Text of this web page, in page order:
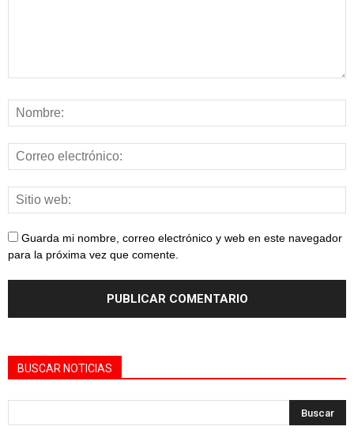
Guarda mi nombre, correo electrónico y web en este navegador
para la próxima vez que comente.
BUSCAR NOTICIAS